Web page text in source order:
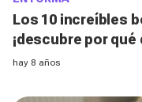
Los 10 increíbles
¡descubre por
superalimento!
hay 8 años